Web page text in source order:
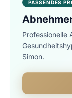
PASSENDES
Professionelle
Simon.